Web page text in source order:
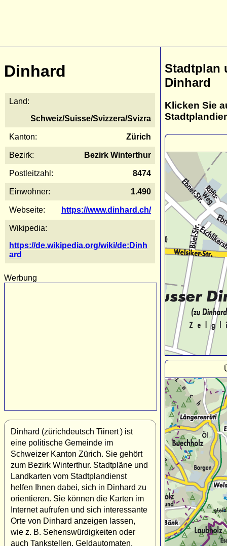
Dinhard
Land:
Schweiz/Suisse/Svizzera/Svizra
Kanton: Zürich
Bezirk: Bezirk Winterthur
Postleitzahl: 8474
Einwohner: 1.490
Webseite: https://www.dinhard.ch/
Wikipedia:
https://de.wikipedia.org/wiki/de:Dinh
ard
Werbung
Dinhard (zürichdeutsch Tiinert ) ist
eine politische Gemeinde im
Schweizer Kanton Zürich. Sie gehört
zum Bezirk Winterthur. Stadtpläne und
Landkarten vom Stadtplandienst
helfen Ihnen dabei, sich in Dinhard zu
orientieren. Sie können die Karten im
Internet aufrufen und sich interessante
Orte von Dinhard anzeigen lassen,
wie z. B. Sehenswürdigkeiten oder
auch Tankstellen, Geldautomaten,
Stadtplan
Dinhard
Klicken Sie